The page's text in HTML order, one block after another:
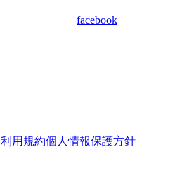
facebook
利用規約個人情報保護方針